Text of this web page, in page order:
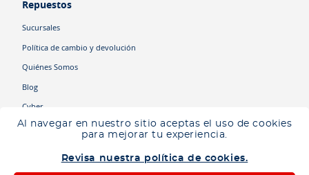
Al navegar en nuestro sitio aceptas el uso de cookies
para mejorar tu experiencia.
Revisa nuestra política de cookies.
Repuestos
Sucursales
Política de cambio y devolución
Quiénes Somos
Blog
Cyber